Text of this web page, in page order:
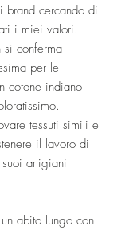
brand cercando di
i miei valori.
conferma
per le
cotone indiano
tessuti simili e
il lavoro di
artigiani
abito lungo con